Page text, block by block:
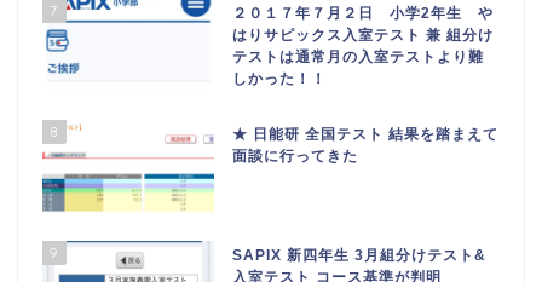
7
２０１７年７月２日 小学2年生 や
はりサピックス入室テスト 兼 組分け
テストは通常月の入室テストより難
しかった！！
8
★ 日能研 全国テスト 結果を踏まえて
面談に行ってきた
9
SAPIX 新四年生 3月組分けテスト&
入室テスト コース基準が判明